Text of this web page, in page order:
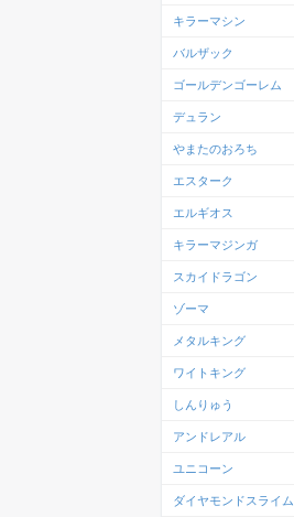
キラーマシン
バルザック
ゴールデンゴーレム
デュラン
やまたのおろち
エスターク
エルギオス
キラーマジンガ
スカイドラゴン
ゾーマ
メタルキング
ワイトキング
しんりゅう
アンドレアル
ユニコーン
ダイヤモンドスライム